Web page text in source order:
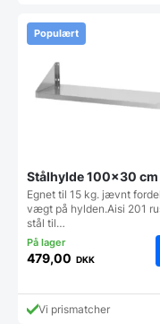
Populært
Stålhylde 100×30 cm
Egnet til 15 kg. jævnt
vægt på hylden.Aisi 201
stål til…
479,00 DKK
Vi prismatcher